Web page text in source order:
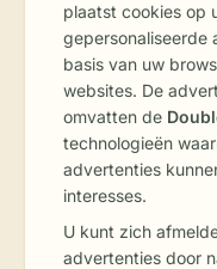
plaatst cookies op
gepersonaliseerde
basis van uw
websites. De
omvatten de
technologieën
advertenties
interesses.
U kunt zich
advertenties door